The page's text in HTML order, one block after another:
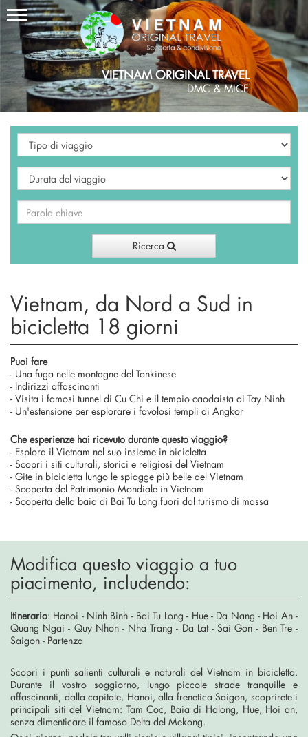
VIETNAM ORIGINAL TRAVEL
DMC & MICE
Ricerca
Vietnam, da Nord a Sud in
bicicletta 18 giorni
Puoi fare
- Una fuga nelle montagne del Tonkinese
- Indirizzi affascinanti
- Visita i famosi tunnel di Cu Chi e il tempio caodaista di Tay Ninh
- Un'estensione per esplorare i favolosi templi di Angkor
Che esperienze hai ricevuto durante questo viaggio?
- Esplora il Vietnam nel suo insieme in bicicletta
- Scopri i siti culturali, storici e religiosi del Vietnam
- Gite in bicicletta lungo le spiagge più belle del Vietnam
- Scoperta del Patrimonio Mondiale in Vietnam
- Scoperta della baia di Bai Tu Long fuori dal turismo di massa
Modifica questo viaggio a tuo
piacimento, includendo:
Itinerario: Hanoi - Ninh Binh - Bai Tu Long - Hue - Da Nang - Hoi An -
Quang Ngai - Quy Nhon - Nha Trang - Da Lat - Sai Gon - Ben Tre -
Saigon - Partenza
Scopri i punti salienti culturali e naturali del Vietnam in bicicletta.
Durante il vostro soggiorno, lungo piccole strade tranquille e
affascinanti, dalla capitale, Hanoi, alla frenetica Saigon, scoprirete i
principali siti del Vietnam: Tam Coc, Baia di Halong, Hue, Hoi an,
senza dimenticare il famoso Delta del Mekong.